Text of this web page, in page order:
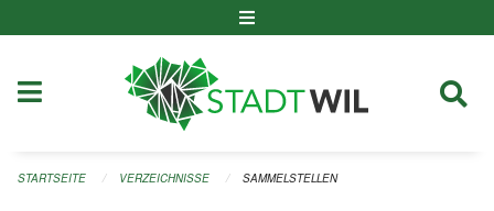
STARTSEITE VERZEICHNISSE SAMMELSTELLEN